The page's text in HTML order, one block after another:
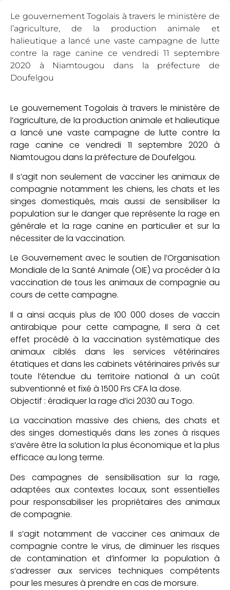
Le gouvernement Togolais à travers le ministère de
l’agriculture, de la production animale et
halieutique a lancé une vaste campagne de lutte
contre la rage canine ce vendredi 11 septembre
2020 à Niamtougou dans la préfecture de
Doufelgou
Le gouvernement Togolais à travers le ministère de
l’agriculture, de la production animale et halieutique
a lancé une vaste campagne de lutte contre la
rage canine ce vendredi 11 septembre 2020 à
Niamtougou dans la préfecture de Doufelgou.
Il s’agit non seulement de vacciner les animaux de
compagnie notamment les chiens, les chats et les
singes domestiqués, mais aussi de sensibiliser la
population sur le danger que représente la rage en
générale et la rage canine en particulier et sur la
nécessiter de la vaccination.
Le Gouvernement avec le soutien de l’Organisation
Mondiale de la Santé Animale (OIE) va procéder à la
vaccination de tous les animaux de compagnie au
cours de cette campagne.
Il a ainsi acquis plus de 100 000 doses de vaccin
antirabique pour cette campagne, Il sera à cet
effet procédé à la vaccination systématique des
animaux ciblés dans les services vétérinaires
étatiques et dans les cabinets vétérinaires privés sur
toute l’étendue du territoire national à un coût
subventionné et fixé à 1500 Frs CFA la dose.
Objectif : éradiquer la rage d’ici 2030 au Togo.
La vaccination massive des chiens, des chats et
des singes domestiqués dans les zones à risques
s’avère être la solution la plus économique et la plus
efficace au long terme.
Des campagnes de sensibilisation sur la rage,
adaptées aux contextes locaux, sont essentielles
pour responsabiliser les propriétaires des animaux
de compagnie.
Il s’agit notamment de vacciner ces animaux de
compagnie contre le virus, de diminuer les risques
de contamination et d’informer la population à
s’adresser aux services techniques compétents
pour les mesures à prendre en cas de morsure.